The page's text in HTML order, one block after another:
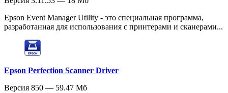
Epson Event Manager Utility - это специальная программа,
разработанная для использования с принтерами и сканерами...
Epson Perfection Scanner Driver
Версия 850 — 59.47 Мб